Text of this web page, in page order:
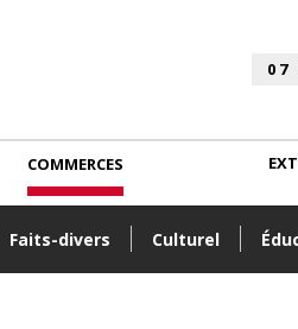
Faits-divers Culturel
COMMERCES